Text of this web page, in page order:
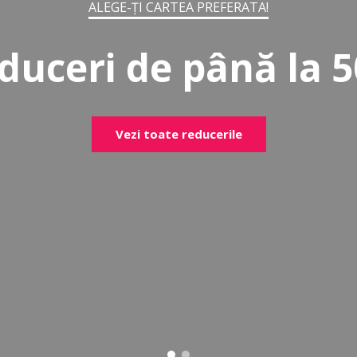
ALEGE-ȚI CARTEA PREFERATA!
de până la
Vezi toate reducerile